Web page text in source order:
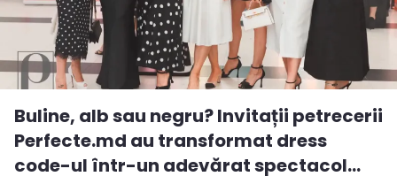
Buline, alb sau negru? Invitații petrecerii
Perfecte.md au transformat dress
code-ul într-un adevărat spectacol